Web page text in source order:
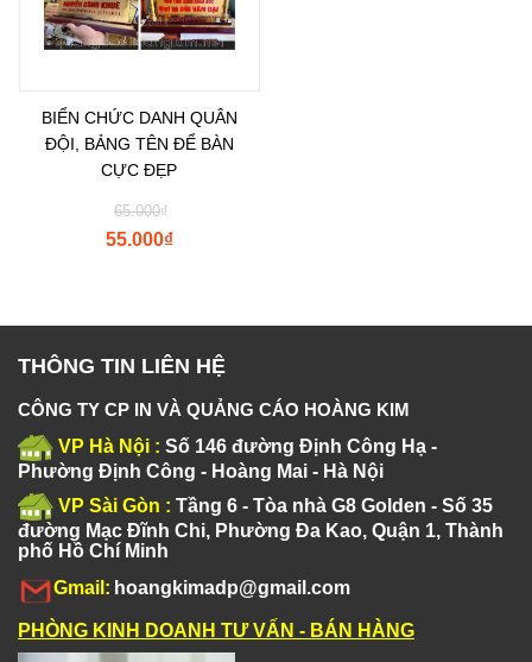
BIỂN CHỨC DANH QUÂN
ĐỘI, BẢNG TÊN ĐỂ BÀN
CỰC ĐẸP
₫
65.000
₫
55.000
THÔNG TIN LIÊN HỆ
CÔNG TY CP IN VÀ QUẢNG CÁO HOÀNG KIM
VP Hà Nội : Số 146 đường Định Công Hạ -
Phường Định Công - Hoàng Mai - Hà Nội
VP Sài Gòn : Tầng 6 - Tòa nhà G8 Golden - Số 35
đường Mạc Đĩnh Chi, Phường Đa Kao, Quận 1, Thành
phố Hồ Chí Minh
Gmail: hoangkimadp@gmail.com
PHÒNG KINH DOANH TƯ VẤN - BÁN HÀNG